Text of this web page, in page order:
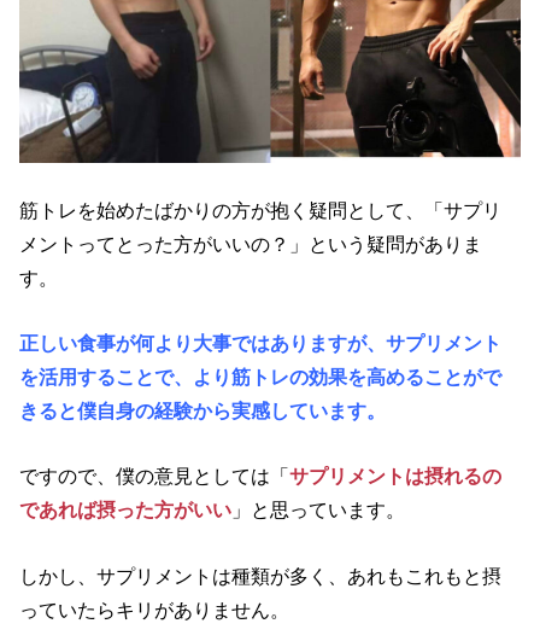
筋トレを始めたばかりの方が抱く疑問として、「サプリ
メントってとった方がいいの？」という疑問がありま
す。
正しい食事が何より大事ではありますが、サプリメント
を活用することで、より筋トレの効果を高めることがで
きると僕自身の経験から実感しています。
ですので、僕の意見としては「サプリメントは摂れるの
であれば摂った方がいい 」と思っています。
しかし、サプリメントは種類が多く、あれもこれもと摂
っていたらキリがありません。